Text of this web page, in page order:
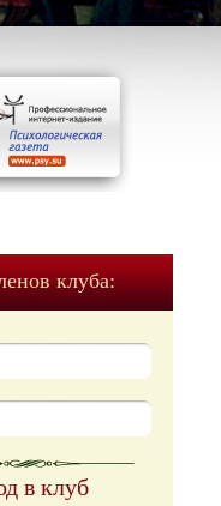
клуба:
в клуб